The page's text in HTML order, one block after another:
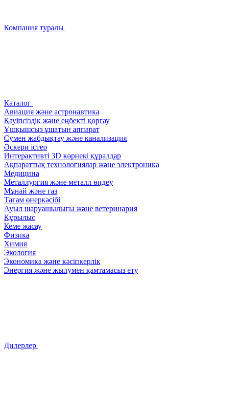
Компания туралы
Каталог
Авиация және астронавтика
Қауіпсіздік және еңбекті қорғау
Ұшқышсыз ұшатын аппарат
Сумен жабдықтау және канализация
Әскери істер
Интерактивті 3D көрнекі құралдар
Ақпараттық технологиялар және электроника
Медицина
Металлургия және металл өңдеу
Мұнай және газ
Тағам өнеркәсібі
Ауыл шаруашылығы және ветеринария
Құрылыс
Кеме жасау
Физика
Химия
Экология
Экономика және кәсіпкерлік
Энергия және жылумен қамтамасыз ету
Дилерлер